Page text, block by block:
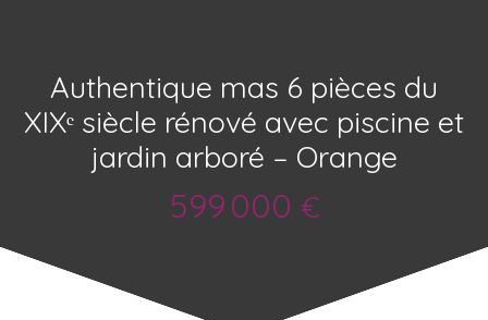
Authentique mas 6 pièces du
XIXᵉ siècle rénové avec piscine et
jardin arboré – Orange
599 000 €